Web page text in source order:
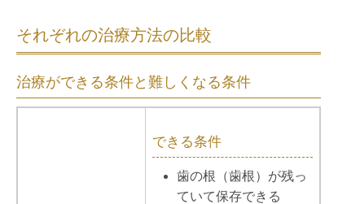
それぞれの治療方法の比較
治療ができる条件と難しくなる条件
できる条件
歯の根（歯根）が残っ
ていて保存できる